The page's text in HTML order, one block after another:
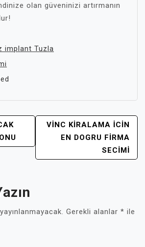
olan güveninizi artırmanın
implant Tuzla
VINC KIRALAMA İCIN
EN DOGRU FIRMA
SECIMI
Gerekli alanlar * ile